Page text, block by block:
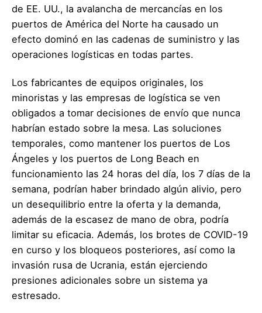
de EE. UU., la avalancha de mercancías en los
puertos de América del Norte ha causado un
efecto dominó en las cadenas de suministro y las
operaciones logísticas en todas partes.
Los fabricantes de equipos originales, los
minoristas y las empresas de logística se ven
obligados a tomar decisiones de envío que nunca
habrían estado sobre la mesa. Las soluciones
temporales, como mantener los puertos de Los
Ángeles y los puertos de Long Beach en
funcionamiento las 24 horas del día, los 7 días de la
semana, podrían haber brindado algún alivio, pero
un desequilibrio entre la oferta y la demanda,
además de la escasez de mano de obra, podría
limitar su eficacia. Además, los brotes de COVID-19
en curso y los bloqueos posteriores, así como la
invasión rusa de Ucrania, están ejerciendo
presiones adicionales sobre un sistema ya
estresado.